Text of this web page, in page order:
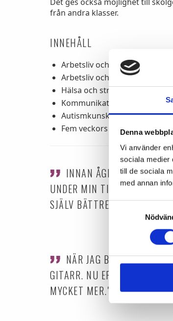
Denna
Vi använder
sociala medier
till de sociala
med annan
från andra klasser.
INNEHÅLL
Arbetsliv och samhälle
Arbetsliv och individ
Hälsa och stresshantering
Kommunikation
Autismkunskap
Fem veckors praktik
INNAN ÅGESTA HADE
UNDER MIN TID PÅ ÅGESTA
SJÄLV BÄTTRE VILKET HAR
NÄR JAG BÖRJADE PÅ
GITARR. NU EFTER
MYCKET MER."